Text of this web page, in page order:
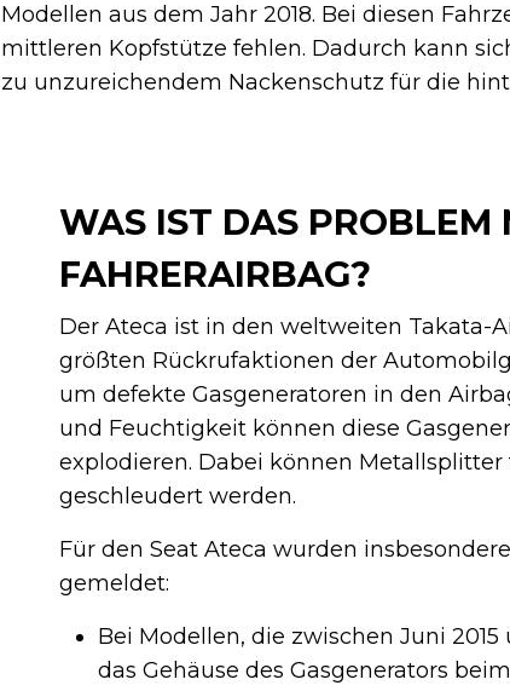
Modellen aus dem Jahr 2018. Bei diesen
mittleren Kopfstütze fehlen. Dadurch kann
zu unzureichendem Nackenschutz für die
WAS IST DAS PROBLEM
FAHRERAIRBAG?
Der Ateca ist in den weltweiten Takata-
größten Rückrufaktionen der
um defekte Gasgeneratoren in den
und Feuchtigkeit können diese
explodieren. Dabei können
geschleudert werden.
Für den Seat Ateca wurden
gemeldet:
Bei Modellen, die zwischen Juni
das Gehäuse des Gasgenerators